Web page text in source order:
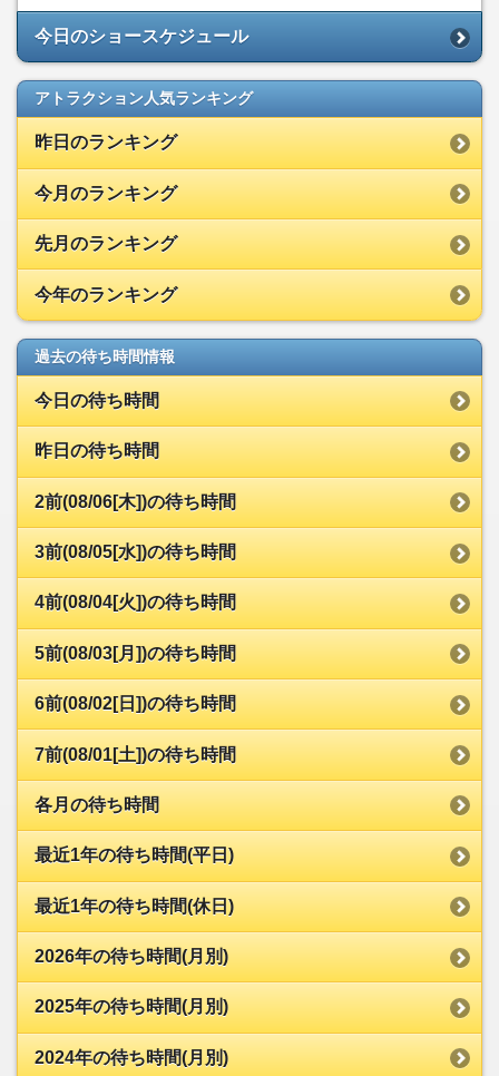
今日のショースケジュール
アトラクション人気ランキング
昨日のランキング
今月のランキング
先月のランキング
今年のランキング
過去の待ち時間情報
今日の待ち時間
昨日の待ち時間
2前(08/06[木])の待ち時間
3前(08/05[水])の待ち時間
4前(08/04[火])の待ち時間
5前(08/03[月])の待ち時間
6前(08/02[日])の待ち時間
7前(08/01[土])の待ち時間
各月の待ち時間
最近1年の待ち時間(平日)
最近1年の待ち時間(休日)
2026年の待ち時間(月別)
2025年の待ち時間(月別)
2024年の待ち時間(月別)